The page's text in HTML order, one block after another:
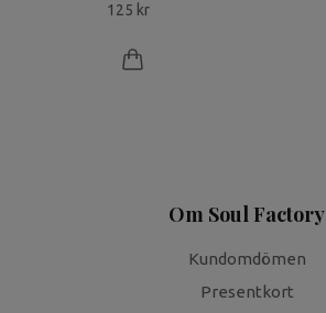
125 kr
Om Soul Factory
Kundomdömen
Presentkort